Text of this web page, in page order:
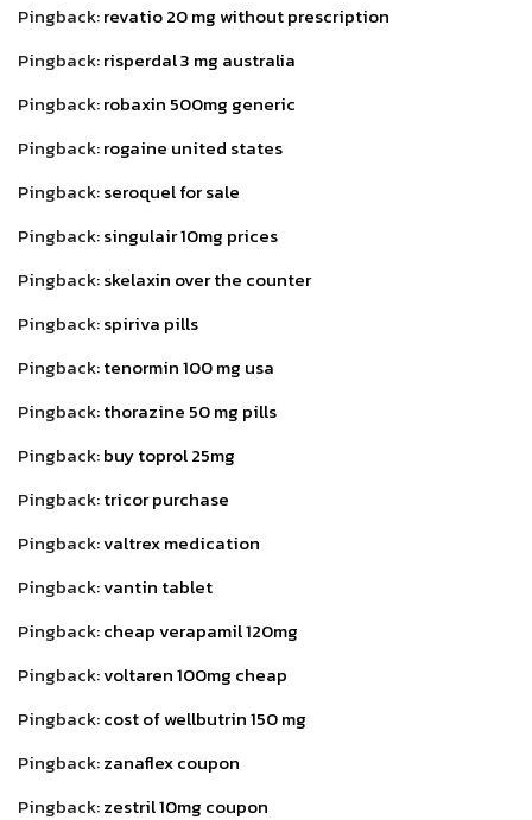
Pingback:revatio 20 mg without prescription
Pingback:risperdal 3 mg australia
Pingback:robaxin 500mg generic
Pingback:rogaine united states
Pingback:seroquel for sale
Pingback:singulair 10mg prices
Pingback:skelaxin over the counter
Pingback:spiriva pills
Pingback:tenormin 100 mg usa
Pingback:thorazine 50 mg pills
Pingback:buy toprol 25mg
Pingback:tricor purchase
Pingback:valtrex medication
Pingback:vantin tablet
Pingback:cheap verapamil 120mg
Pingback:voltaren 100mg cheap
Pingback:cost of wellbutrin 150 mg
Pingback:zanaflex coupon
Pingback:zestril 10mg coupon